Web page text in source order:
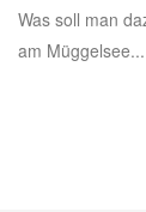
Was soll man
am Müggelsee...